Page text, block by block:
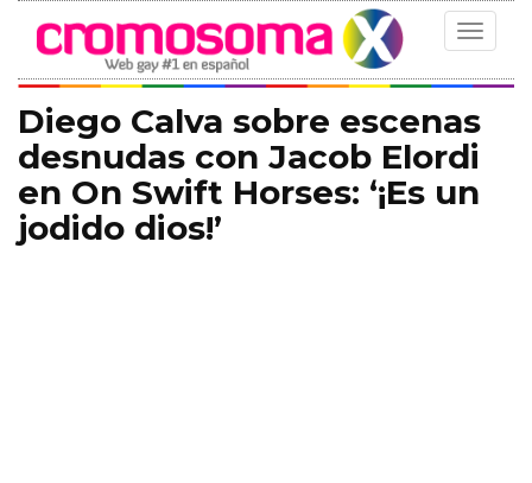
Toggle
Diego Calva sobre escenas
desnudas con Jacob Elordi
en On Swift Horses: ‘¡Es un
jodido dios!’